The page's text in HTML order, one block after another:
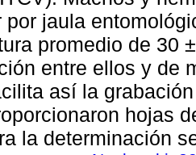
por jaula
promedio de 30
entre ellos y de
así la
hojas
la determinación